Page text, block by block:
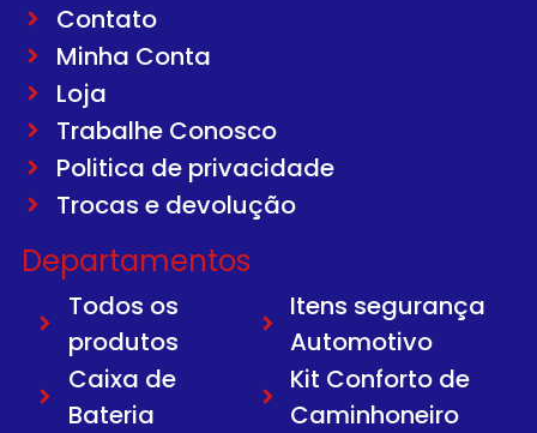
Contato
Minha Conta
Loja
Trabalhe Conosco
Politica de privacidade
Trocas e devolução
Departamentos
Todos os
produtos
Caixa de
Bateria
Itens segurança
Automotivo
Kit Conforto de
Caminhoneiro